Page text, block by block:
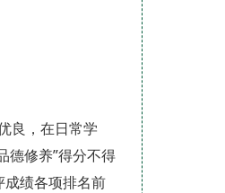
良，在日常学
德修养”得分不得
绩各项排名前